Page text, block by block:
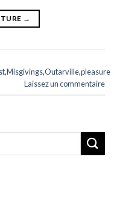
→
,Misgivings,Outarville,pleasure
Laissez un commentaire